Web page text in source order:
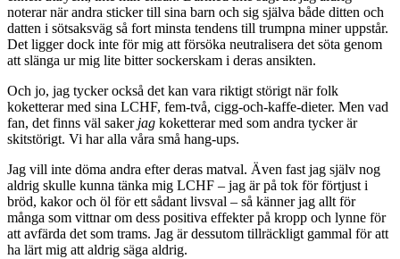
noterar när andra sticker till sina barn och sig själva både ditten och
datten i sötsaksväg så fort minsta tendens till trumpna miner uppstår.
Det ligger dock inte för mig att försöka neutralisera det söta genom
att slänga ur mig lite bitter sockerskam i deras ansikten.
Och jo, jag tycker också det kan vara riktigt störigt när folk
koketterar med sina LCHF, fem-två, cigg-och-kaffe-dieter. Men vad
fan, det finns väl saker jag koketterar med som andra tycker är
skitstörigt. Vi har alla våra små hang-ups.
Jag vill inte döma andra efter deras matval. Även fast jag själv nog
aldrig skulle kunna tänka mig LCHF – jag är på tok för förtjust i
bröd, kakor och öl för ett sådant livsval – så känner jag allt för
många som vittnar om dess positiva effekter på kropp och lynne för
att avfärda det som trams. Jag är dessutom tillräckligt gammal för att
ha lärt mig att aldrig säga aldrig.